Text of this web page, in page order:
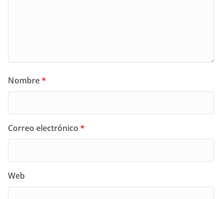
Nombre*
Correo electrónico *
Web